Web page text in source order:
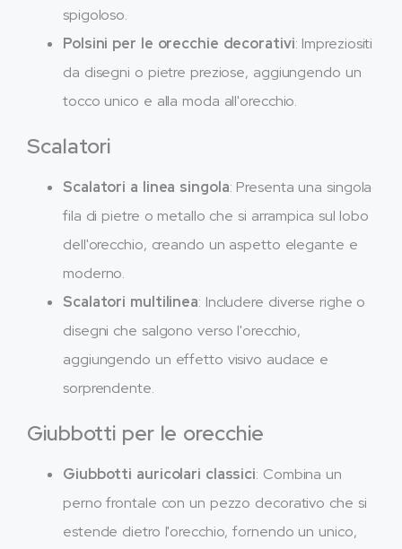
spigoloso.
Polsini per le orecchie decorativi: Impreziositi
da disegni o pietre preziose, aggiungendo un
tocco unico e alla moda all'orecchio.
Scalatori
Scalatori a linea singola: Presenta una singola
fila di pietre o metallo che si arrampica sul lobo
dell'orecchio, creando un aspetto elegante e
moderno.
Scalatori multilinea: Includere diverse righe o
disegni che salgono verso l'orecchio,
aggiungendo un effetto visivo audace e
sorprendente.
Giubbotti per le orecchie
Giubbotti auricolari classici: Combina un
perno frontale con un pezzo decorativo che si
estende dietro l'orecchio, fornendo un unico,